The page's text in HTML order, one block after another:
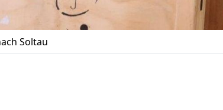
Soltau